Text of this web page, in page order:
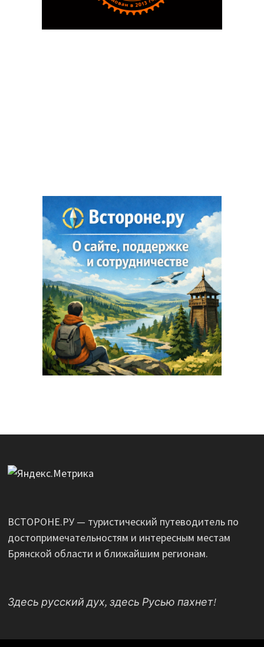
ВСТОРОНЕ.РУ — туристический путеводитель по
достопримечательностям и интересным местам
Брянской области и ближайшим регионам.
Здесь русский дух, здесь Русью пахнет!